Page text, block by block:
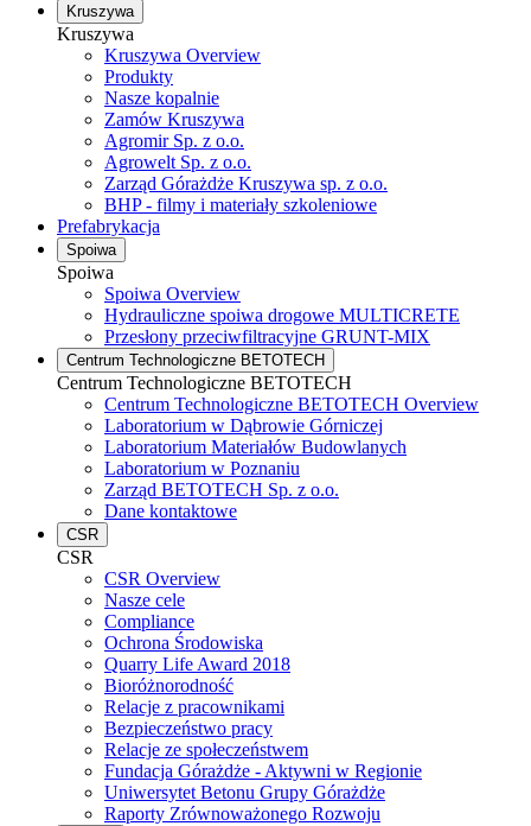
Kruszywa
Kruszywa
Kruszywa Overview
Produkty
Nasze kopalnie
Zamów Kruszywa
Agromir Sp. z o.o.
Agrowelt Sp. z o.o.
Zarząd Górażdże Kruszywa sp. z o.o.
BHP - filmy i materiały szkoleniowe
Prefabrykacja
Spoiwa
Spoiwa
Spoiwa Overview
Hydrauliczne spoiwa drogowe MULTICRETE
Przesłony przeciwfiltracyjne GRUNT-MIX
Centrum Technologiczne BETOTECH
Centrum Technologiczne BETOTECH
Centrum Technologiczne BETOTECH Overview
Laboratorium w Dąbrowie Górniczej
Laboratorium Materiałów Budowlanych
Laboratorium w Poznaniu
Zarząd BETOTECH Sp. z o.o.
Dane kontaktowe
CSR
CSR
CSR Overview
Nasze cele
Compliance
Ochrona Środowiska
Quarry Life Award 2018
Bioróżnorodność
Relacje z pracownikami
Bezpieczeństwo pracy
Relacje ze społeczeństwem
Fundacja Górażdże - Aktywni w Regionie
Uniwersytet Betonu Grupy Górażdże
Raporty Zrównoważonego Rozwoju